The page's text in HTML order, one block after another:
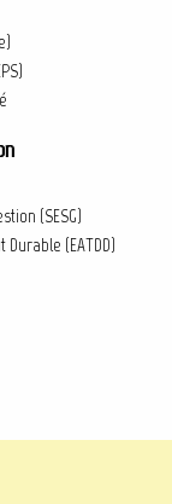
(SESG)
(EATDD)